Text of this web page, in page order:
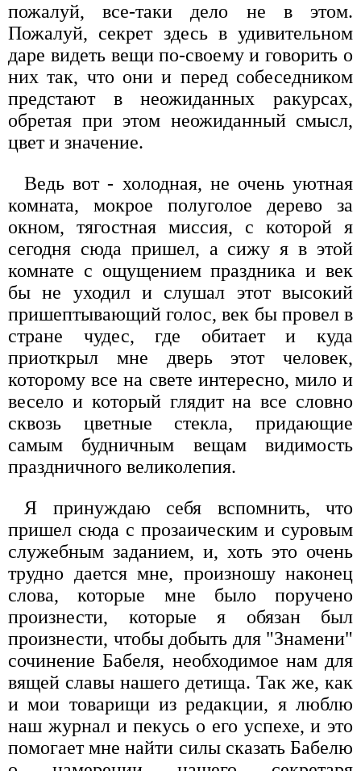
пожалуй, все-таки дело не в этом.
Пожалуй, секрет здесь в удивительном
даре видеть вещи по-своему и говорить о
них так, что они и перед собеседником
предстают в неожиданных ракурсах,
обретая при этом неожиданный смысл,
цвет и значение.
Ведь вот - холодная, не очень уютная
комната, мокрое полуголое дерево за
окном, тягостная миссия, с которой я
сегодня сюда пришел, а сижу я в этой
комнате с ощущением праздника и век
бы не уходил и слушал этот высокий
пришептывающий голос, век бы провел в
стране чудес, где обитает и куда
приоткрыл мне дверь этот человек,
которому все на свете интересно, мило и
весело и который глядит на все словно
сквозь цветные стекла, придающие
самым будничным вещам видимость
праздничного великолепия.
Я принуждаю себя вспомнить, что
пришел сюда с прозаическим и суровым
служебным заданием, и, хоть это очень
трудно дается мне, произношу наконец
слова, которые мне было поручено
произнести, которые я обязан был
произнести, чтобы добыть для "Знамени"
сочинение Бабеля, необходимое нам для
вящей славы нашего детища. Так же, как
и мои товарищи из редакции, я люблю
наш журнал и пекусь о его успехе, и это
помогает мне найти силы сказать Бабелю